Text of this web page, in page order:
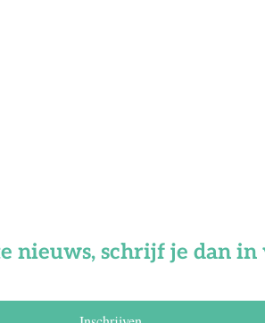
nieuws, schrijf je dan